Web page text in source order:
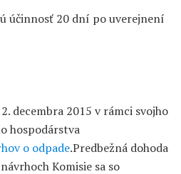
účinnosť 20 dní po uverejnení
decembra 2015 v rámci svojho
hospodárstva
o odpade.Predbežná dohoda
Komisie sa so